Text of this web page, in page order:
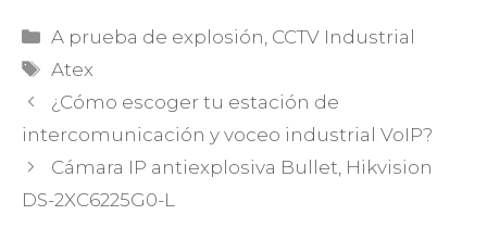
Categorías
A prueba de explosión CCTV Industrial
Etiquetas
Atex
¿Cómo escoger tu estación de
intercomunicación y voceo industrial VoIP?
Cámara IP antiexplosiva Bullet, Hikvision
DS-2XC6225G0-L